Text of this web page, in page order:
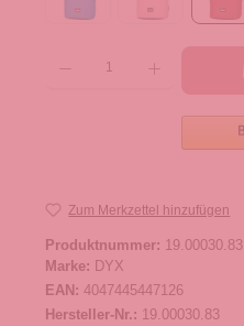
Zum Merkzettel hinzufügen
Produktnummer: 19.00030.83
Marke: DYX
EAN: 4047445447126
Hersteller-Nr.: 19.00030.83